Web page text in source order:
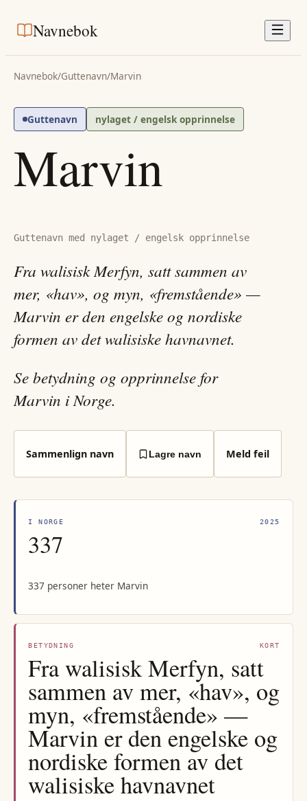
Navnebok
Navnebok/Guttenavn/Marvin
Guttenavn nylaget / engelsk opprinnelse
Marvin
Guttenavn med nylaget / engelsk opprinnelse
Fra walisisk Merfyn, satt sammen av
mer, «hav», og myn, «fremstående» —
Marvin er den engelske og nordiske
formen av det walisiske havnavnet.
Se betydning og opprinnelse for
Marvin i Norge.
Sammenlign navn Lagre navn Meld feil
I NORGE 2025
337
337 personer heter Marvin
BETYDNING KORT
Fra walisisk Merfyn, satt
sammen av mer, «hav», og
myn, «fremstående» —
Marvin er den engelske og
nordiske formen av det
walisiske havnavnet